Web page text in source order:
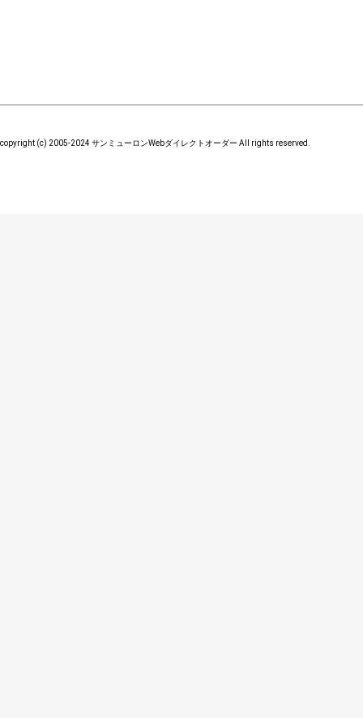
copyright (c) 2005-2024 サンミューロンWebダイレクトオーダー All rights reserved.